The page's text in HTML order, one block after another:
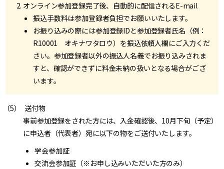
オンライン参加登録完了後、自動的に配信されるE-mail
振込手数料は参加登録者負担でお願いいたします。
お振り込みの際には参加登録IDと参加登録者氏名（例：
R10001 オキナワタロウ）を振込依頼人欄にご入力くだ
さい。参加登録者以外の振込人名義でお振り込みされま
すと、確認ができずに料金未納の扱いとなる場合がござ
います。
送付物
事前参加登録をされた方には、入金確認後、10月下旬（予定）
に申込者（代表者）宛に以下の物をご送付いたします。
学会参加証
交流会参加証（※お申し込みいただいた方のみ）